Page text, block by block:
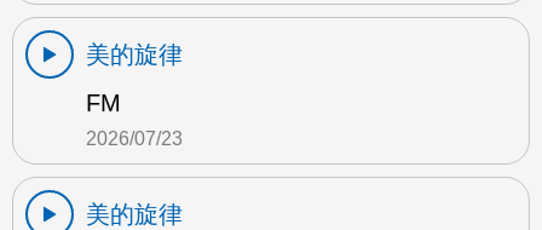
美的旋律
FM
2026/07/23
美的旋律